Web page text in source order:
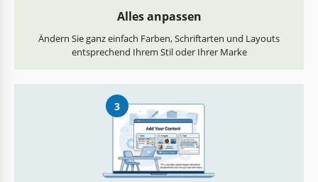
Alles anpassen
Ändern Sie ganz einfach Farben, Schriftarten und Layouts
entsprechend Ihrem Stil oder Ihrer Marke
3